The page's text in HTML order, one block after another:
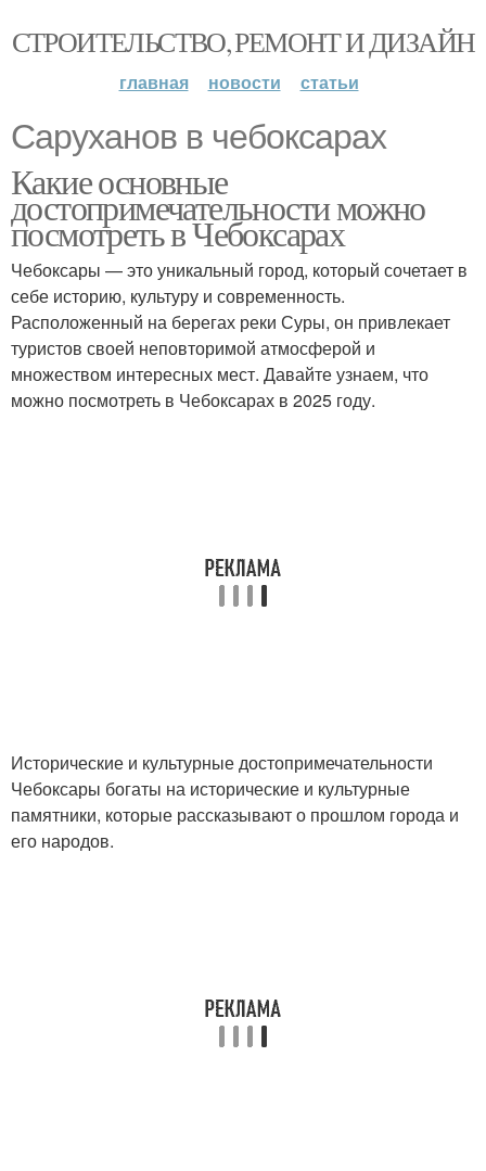
СТРОИТЕЛЬСТВО, РЕМОНТ И ДИЗАЙН
главная новости статьи
Саруханов в чебоксарах
Какие основные
достопримечательности можно
посмотреть в Чебоксарах
Чебоксары — это уникальный город, который сочетает в
себе историю, культуру и современность.
Расположенный на берегах реки Суры, он привлекает
туристов своей неповторимой атмосферой и
множеством интересных мест. Давайте узнаем, что
можно посмотреть в Чебоксарах в 2025 году.
Исторические и культурные достопримечательности
Чебоксары богаты на исторические и культурные
памятники, которые рассказывают о прошлом города и
его народов.